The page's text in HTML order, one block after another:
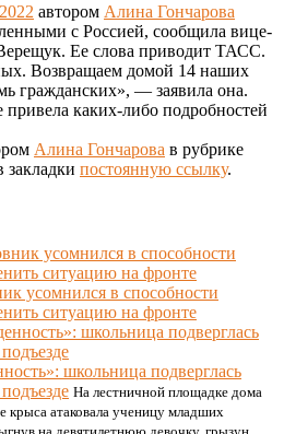
автором Алина Гончарова
с Россией, сообщила вице-
Ее слова приводит ТАСС.
Возвращаем домой 14 наших
гражданских», — заявила она.
каких-либо подробностей
Алина Гончарова в рубрике
закладки постоянную ссылку.
усомнился в способности
ситуацию на фронте
школьница подверглась
На лестничной площадке дома
крыса атаковала ученицу младших